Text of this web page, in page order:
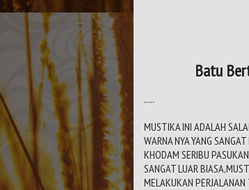
Batu
.....
MUSTIKA INI ADALAH
WARNA NYA YANG
KHODAM SERIBU
SANGAT LUAR
MELAKUKAN